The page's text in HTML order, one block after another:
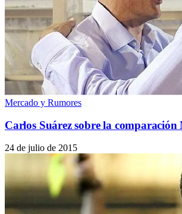
Mercado y Rumores
Carlos Suárez sobre la
24 de julio de 2015